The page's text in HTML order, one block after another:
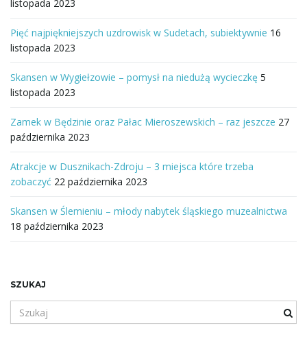
listopada 2023
Pięć najpiękniejszych uzdrowisk w Sudetach, subiektywnie 16
listopada 2023
Skansen w Wygiełzowie – pomysł na niedużą wycieczkę 5
listopada 2023
Zamek w Będzinie oraz Pałac Mieroszewskich – raz jeszcze 27
października 2023
Atrakcje w Dusznikach-Zdroju – 3 miejsca które trzeba
zobaczyć 22 października 2023
Skansen w Ślemieniu – młody nabytek śląskiego muzealnictwa
18 października 2023
SZUKAJ
z